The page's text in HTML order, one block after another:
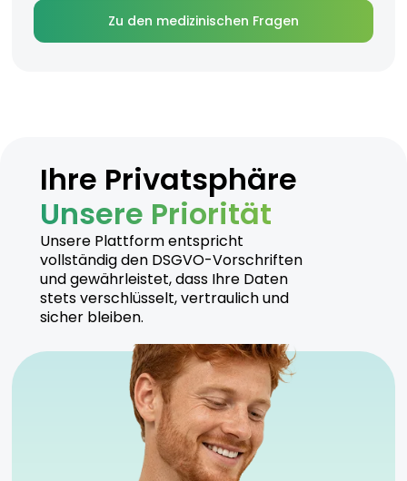
Zu den medizinischen Fragen
Ihre Privatsphäre
Unsere Priorität
Unsere Plattform entspricht
vollständig den DSGVO-Vorschriften
und gewährleistet, dass Ihre Daten
stets verschlüsselt, vertraulich und
sicher bleiben.